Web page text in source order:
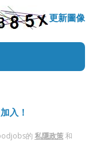
更新圖像
入！
的 私隱政策和